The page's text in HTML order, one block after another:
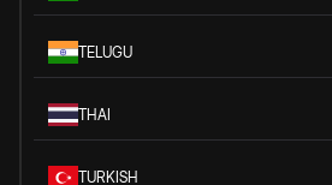
TELUGU
THAI
TURKISH